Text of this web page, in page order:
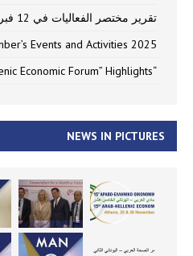
تقرير مختصر الفعاليات في 12 فبراير 2026
Events and Activities 2025
“14th Arab-Hellenic Economic Forum” Highlights
NEWS IN PICTURES